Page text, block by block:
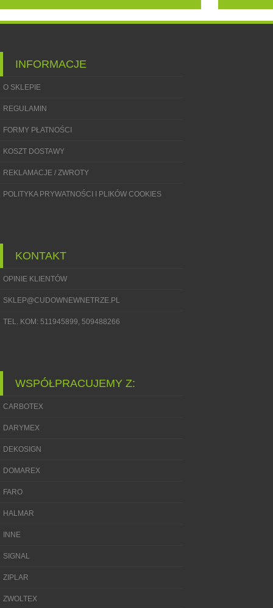
INFORMACJE
O SKLEPIE
REGULAMIN
FORMY PŁATNOŚCI
KOSZT DOSTAWY
REKLAMACJE / ZWROTY
POLITYKA PRYWATNOŚCI I PLIKÓW COOKIES
KONTAKT
OPINIE KLIENTÓW
SKLEP@CUDOWNEWNETRZE.PL
TEL. KOM: 511945899, 509488266
WSPÓŁPRACUJEMY Z:
CARBOTEX
DARYMEX
DEKOSIGN
DOMAREX
FARO
HALMAR
INNE
SIGNAL
ZIPLAR
ZWOLTEX